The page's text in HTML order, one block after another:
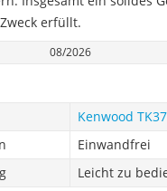
erfüllt.
08/2026
Kenwood
Einwandfrei
Leicht zu